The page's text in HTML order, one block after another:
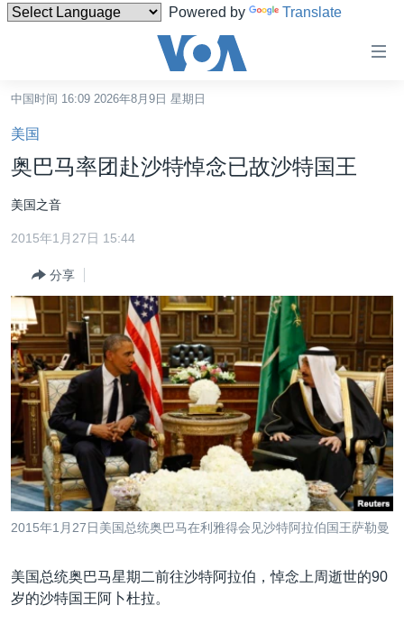
Powered by Translate
碍
链
接
跳
转
内
转
到
导
航
跳
到
检
索
中国
台湾
港澳
国际
最新国际新闻
印太
中东
欧洲
非洲
美洲
全球议题
分类新闻
经济·金融·贸易
人权·法律·宗教
科教·文娱·体健
军事
劳工
环境
美中关系
热点专题
白宫要闻
国会报道
美中关系
美国建国250周年
美国之音专访
重要讲话与声明
VOA视频
VOA今日焦点
中文广播
关注我们
中国时间 16:09 2026年8月9日 星期日
美国
奥巴马率团赴沙特悼念已故沙特国王
美国之音
2015年1月27日 15:44
分享
2015年1月27日美国总统奥巴马在利雅得会见沙特阿拉伯国王萨勒曼
美国总统奥巴马星期二前往沙特阿拉伯，悼念上周逝世的90
岁的沙特国王阿卜杜拉。